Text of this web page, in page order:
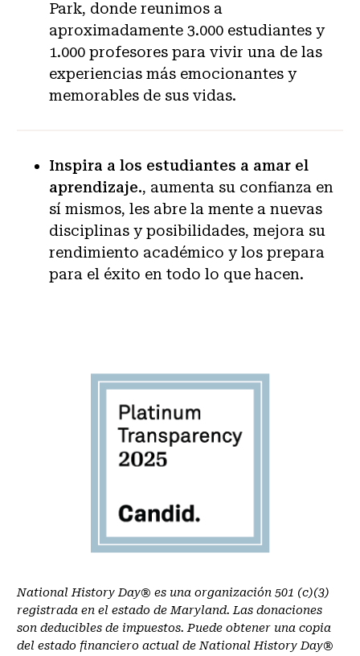
Park, donde reunimos a
aproximadamente 3.000 estudiantes y
1.000 profesores para vivir una de las
experiencias más emocionantes y
memorables de sus vidas.
Inspira a los estudiantes a amar el
aprendizaje., aumenta su confianza en
sí mismos, les abre la mente a nuevas
disciplinas y posibilidades, mejora su
rendimiento académico y los prepara
para el éxito en todo lo que hacen.
National History Day® es una organización 501 (c)(3)
registrada en el estado de Maryland. Las donaciones
son deducibles de impuestos. Puede obtener una copia
del estado financiero actual de National History Day®